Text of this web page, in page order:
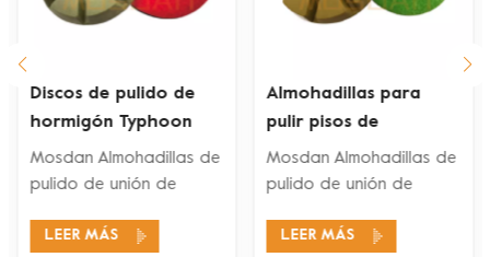
Almohadillas para
pulir pisos de
concreto de 3'' y 4''
con 8 unidades
Mosdan Almohadillas de
pulido de unión de
para máquinas
LEER MÁS
Tampones para pulir
pisos de enlace de
resina de 3 pulgadas
con respaldo de
Mosdan Almohadillas de
pulido de unión de
para máquinas
LEER MÁS